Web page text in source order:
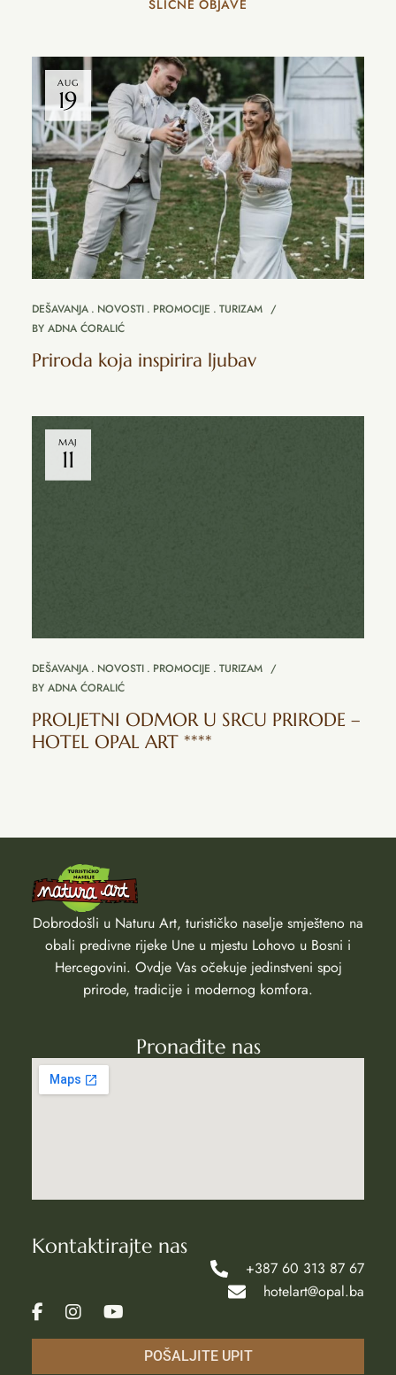
SLIČNE OBJAVE
AUG
19
DEŠAVANJA NOVOSTI PROMOCIJE
TURIZAM
BY ADNA ĆORALIĆ
Priroda koja inspirira ljubav
MAJ
11
DEŠAVANJA NOVOSTI PROMOCIJE
TURIZAM
BY ADNA ĆORALIĆ
PROLJETNI ODMOR U SRCU PRIRODE –
HOTEL OPAL ART ****
Dobrodošli u Naturu Art, turističko naselje smješteno na
obali predivne rijeke Une u mjestu Lohovo u Bosni i
Hercegovini. Ovdje Vas očekuje jedinstveni spoj
prirode, tradicije i modernog komfora.
Pronađite nas
Kontaktirajte nas
+387 60 313 87 67
hotelart@opal.ba
POŠALJITE UPIT